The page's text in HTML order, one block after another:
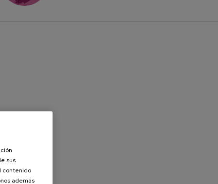
sus
contenido
además